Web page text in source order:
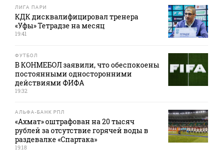
ЛИГА ПАРИ
КДК дисквалифицировал тренера
«Уфы» Тетрадзе на месяц
19:41
ФУТБОЛ
В КОНМЕБОЛ заявили, что обеспокоены
постоянными односторонними
действиями ФИФА
19:32
АЛЬФА-БАНК РПЛ
«Ахмат» оштрафован на 20 тысяч
рублей за отсутствие горячей воды в
раздевалке «Спартака»
19:18